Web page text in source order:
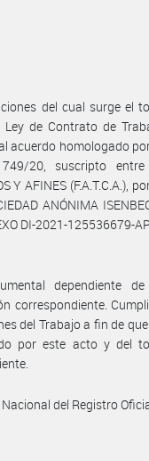
del cual surge el
de Contrato de
acuerdo homologado
749/20, suscripto
Y AFINES (F.A.T.C.A.),
ANÓNIMA
DI-2021-125536679-
dependiente
correspondiente.
del Trabajo a fin de
por este acto y del
del Registro